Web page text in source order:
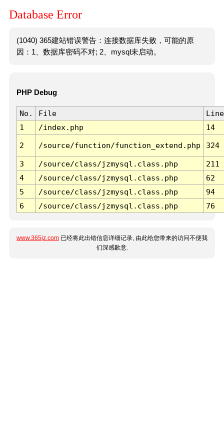
Database Error
(1040) 365建站错误警告：连接数据库失败，可能的原
因：1、数据库密码不对; 2、mysql未启动。
PHP Debug
No. File
Line
1
/index.php 14
2 /source/function/function_extend.php 324
3 /source/class/jzmysql.class.php
211
4
/source/class/jzmysql.class.php
62
5
/source/class/jzmysql.class.php
94
6
/source/class/jzmysql.class.php 76
www.365jz.com 已经将此出错信息详细记录, 由此给您带来的访问不便我
们深感歉意.